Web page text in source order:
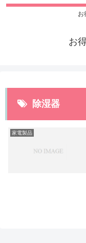
お
お
除湿器
家電製品